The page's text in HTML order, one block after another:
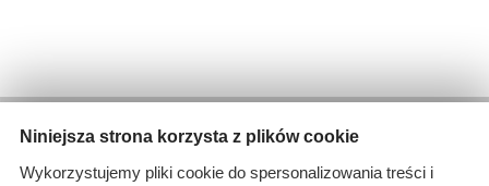
Niniejsza strona korzysta z plików cookie
Wykorzystujemy pliki cookie do spersonalizowania treści i